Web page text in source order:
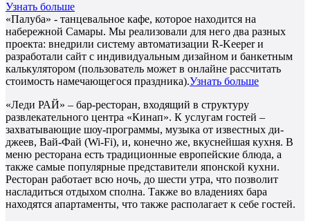
Узнать больше
«Палуба» - танцевальное кафе, которое находится на
набережной Самары. Мы реализовали для него два разных
проекта: внедрили систему автоматизации R-Keeper и
разработали сайт с индивидуальным дизайном и банкетным
калькулятором (пользователь может в онлайне рассчитать
стоимость намечающегося праздника).Узнать больше
«Леди РАЙ» – бар-ресторан, входящий в структуру
развлекательного центра «Кинап». К услугам гостей –
захватывающие шоу-программы, музыка от известных ди-
джеев, Вай-Фай (Wi-Fi), и, конечно же, вкуснейшая кухня. В
меню ресторана есть традиционные европейские блюда, а
также самые популярные представители японской кухни.
Ресторан работает всю ночь, до шести утра, что позволит
насладиться отдыхом сполна. Также во владениях бара
находятся апартаменты, что также располагает к себе гостей.